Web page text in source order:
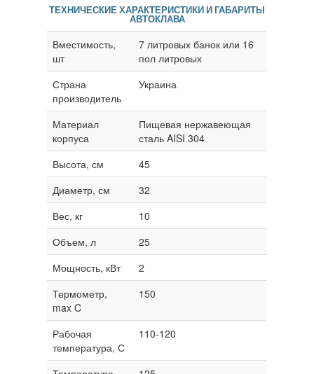
ТЕХНИЧЕСКИЕ ХАРАКТЕРИСТИКИ И ГАБАРИТЫ
АВТОКЛАВА
Вместимость,
шт
7 литровых банок или 16
пол литровых
Страна
производитель
Украина
Материал
корпуса
Пищевая нержавеющая
сталь AISI 304
Высота, см
45
Диаметр, см
32
Вес, кг
10
Объем, л
25
Мощность, кВт
2
Термометр,
max C
150
Рабочая
температура, С
110-120